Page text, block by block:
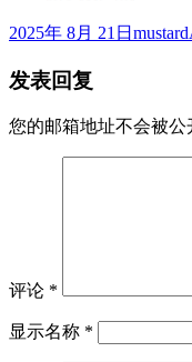
发
于
2025年 8月 21日 作
mustard
发表回复
您的邮箱地址不会被公
评论 *
显示名称 *